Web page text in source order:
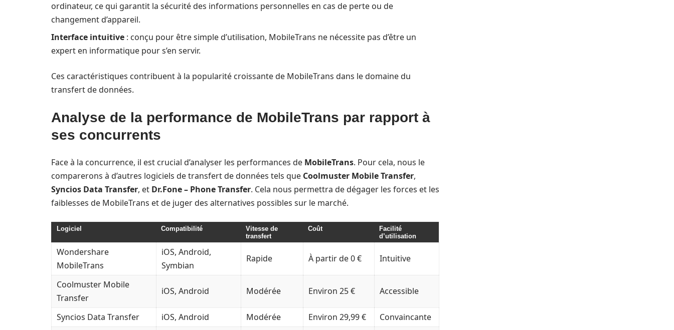
ordinateur, ce qui garantit la sécurité des informations personnelles en cas de perte ou de
changement d’appareil.
Interface intuitive : conçu pour être simple d’utilisation, MobileTrans ne nécessite pas d’être un
expert en informatique pour s’en servir.
Ces caractéristiques contribuent à la popularité croissante de MobileTrans dans le domaine du
transfert de données.
Analyse de la performance de MobileTrans par rapport à
ses concurrents
Face à la concurrence, il est crucial d’analyser les performances de MobileTrans. Pour cela, nous le
comparerons à d’autres logiciels de transfert de données tels que Coolmuster Mobile Transfer,
Syncios Data Transfer, et Dr.Fone – Phone Transfer. Cela nous permettra de dégager les forces et les
faiblesses de MobileTrans et de juger des alternatives possibles sur le marché.
Logiciel Compatibilité
Vitesse de
transfert
Coût
Facilité
d’utilisation
Wondershare
MobileTrans
iOS, Android,
Symbian
Rapide À partir de 0 € Intuitive
Coolmuster Mobile
Transfer
iOS, Android Modérée Environ 25 € Accessible
Syncios Data Transfer iOS, Android Modérée Environ 29,99 €
Convaincante